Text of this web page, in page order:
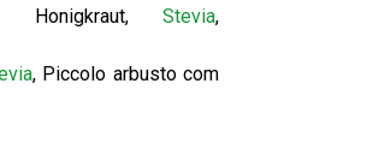
Honigkraut,Stevia,
, Piccolo arbusto com